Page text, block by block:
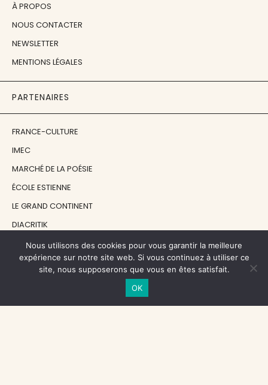
À PROPOS
NOUS CONTACTER
NEWSLETTER
MENTIONS LÉGALES
PARTENAIRES
FRANCE-CULTURE
IMEC
MARCHÉ DE LA POÉSIE
ÉCOLE ESTIENNE
LE GRAND CONTINENT
DIACRITIK
EN ATTENDANT NADEAU
Nous utilisons des cookies pour vous garantir la meilleure
expérience sur notre site web. Si vous continuez à utiliser ce
site, nous supposerons que vous en êtes satisfait.
OK